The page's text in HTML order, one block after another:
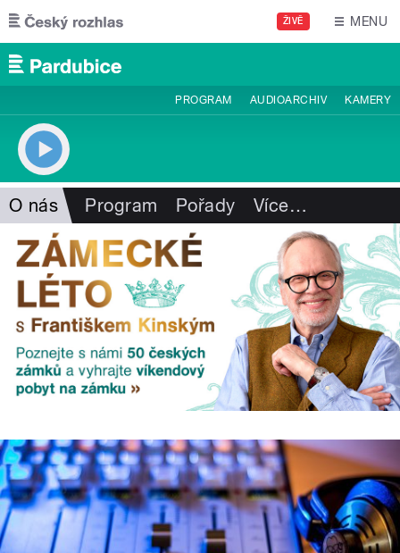
Přejít k hlavnímu obsahu
ŽIVĚ MENU
PROGRAM AUDIOARCHIV KAMERY
O nás Program Pořady Více…